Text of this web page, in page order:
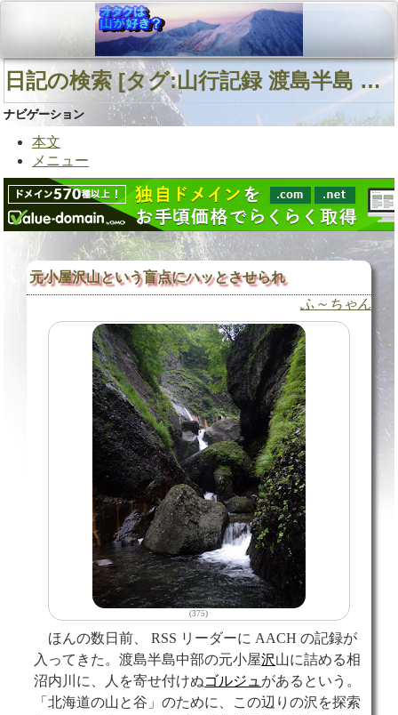
日記の検索 [タグ:山行記録 渡島半島 元小屋沢山 渡島半島中部] 01～01(01件中)
ナビゲーション
本文
メニュー
元小屋沢山という盲点にハッとさせられ
ふ～ちゃん
(375)
ほんの数日前、 RSS リーダーに AACH の記録が
入ってきた。渡島半島中部の元小屋沢山に詰める相
沼内川に、人を寄せ付けぬゴルジュ があるという。
「北海道の山と谷」のために、この辺りの沢を探索